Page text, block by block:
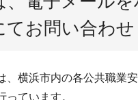
お問い合わせ
、横浜市内の各公共職業
ています。